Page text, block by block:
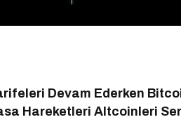
Devam Ederken
Hareketleri Altcoinleri